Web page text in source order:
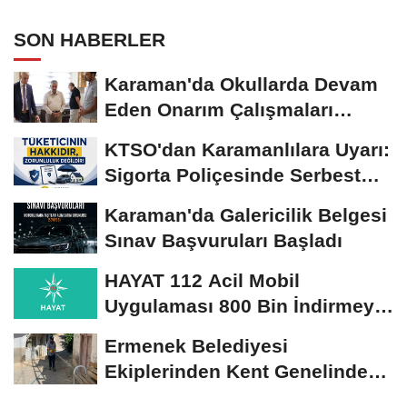
SON HABERLER
Karaman'da Okullarda Devam
Eden Onarım Çalışmaları
KTSO'dan Karamanlılara Uyarı:
Sigorta Poliçesinde Serbest
Karaman'da Galericilik Belgesi
Sınav Başvuruları Başladı
HAYAT 112 Acil Mobil
Uygulaması 800 Bin İndirmeyi
Ermenek Belediyesi
Ekiplerinden Kent Genelinde